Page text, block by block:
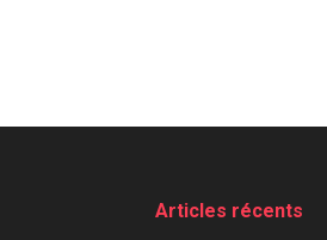
Articles récents